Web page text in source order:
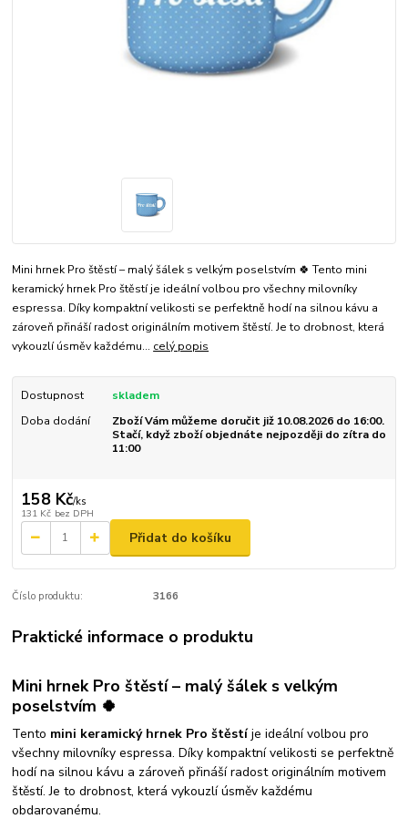
Mini hrnek Pro štěstí – malý šálek s velkým poselstvím 🍀 Tento mini
keramický hrnek Pro štěstí je ideální volbou pro všechny milovníky
espressa. Díky kompaktní velikosti se perfektně hodí na silnou kávu a
zároveň přináší radost originálním motivem štěstí. Je to drobnost, která
vykouzlí úsměv každému... celý popis
Dostupnost
skladem
Doba dodání
Zboží Vám můžeme doručit již 10.08.2026 do 16:00.
Stačí, když zboží objednáte nejpozději do zítra do
11:00
158 Kč/ks
131 Kč bez DPH
Přidat do košíku
Číslo produktu: 3166
Praktické informace o produktu
Mini hrnek Pro štěstí – malý šálek s velkým
poselstvím 🍀
Tento mini keramický hrnek Pro štěstíje ideální volbou pro
všechny milovníky espressa. Díky kompaktní velikosti se perfektně
hodí na silnou kávu a zároveň přináší radost originálním motivem
štěstí. Je to drobnost, která vykouzlí úsměv každému
obdarovanému.